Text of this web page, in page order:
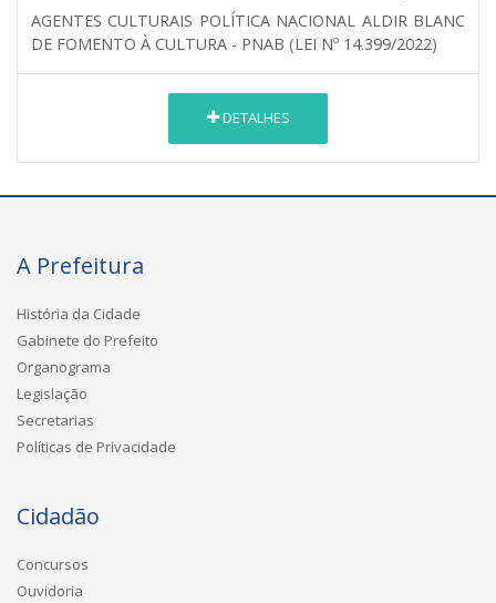
AGENTES CULTURAIS POLÍTICA NACIONAL ALDIR BLANC
DE FOMENTO À CULTURA - PNAB (LEI Nº 14.399/2022)
DETALHES
A Prefeitura
História da Cidade
Gabinete do Prefeito
Organograma
Legislação
Secretarias
Políticas de Privacidade
Cidadão
Concursos
Ouvidoria